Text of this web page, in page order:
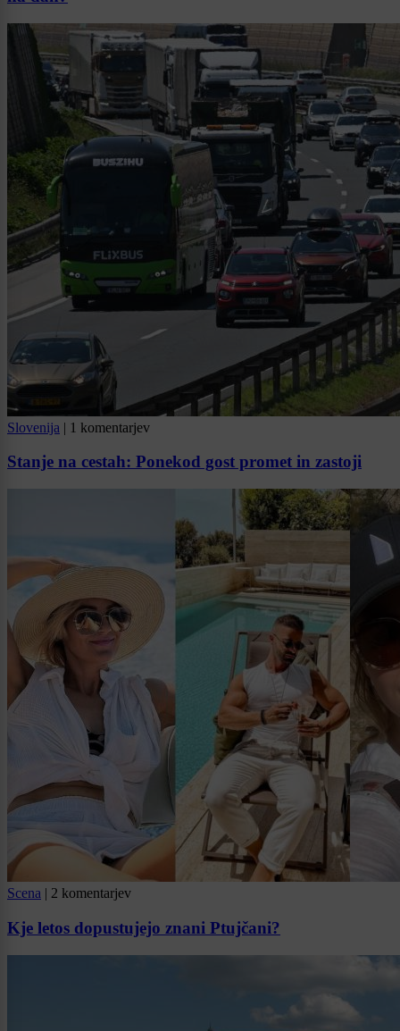
Slovenija | 1 komentarjev
Stanje na cestah: Ponekod gost promet in zastoji
Scena | 2 komentarjev
Kje letos dopustujejo znani Ptujčani?